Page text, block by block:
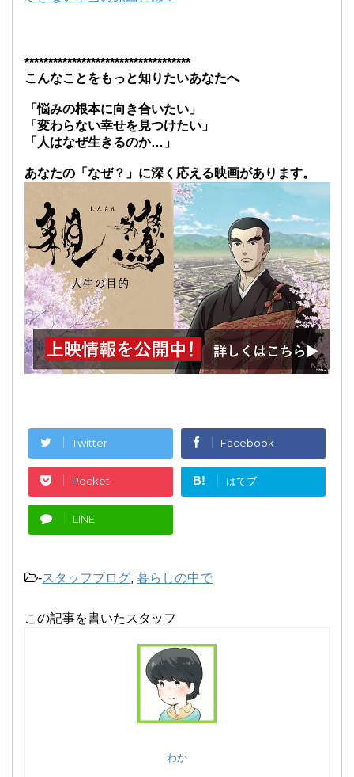
***********************************
こんなことをもっと知りたいあなたへ
「悩みの根本に向き合いたい」
「変わらない幸せを見つけたい」
「人はなぜ生きるのか…」
あなたの「なぜ？」に深く応える映画があります。
Twitter Facebook
Pocket B! はてブ
LINE
-スタッフブログ,暮らしの中で
この記事を書いたスタッフ
わか